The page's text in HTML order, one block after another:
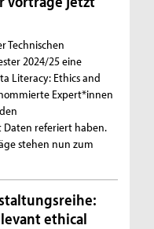
Technischen
2024/25 eine
Literacy: Ethics and
Expert*innen
referiert haben.
stehen nun zum
ethical